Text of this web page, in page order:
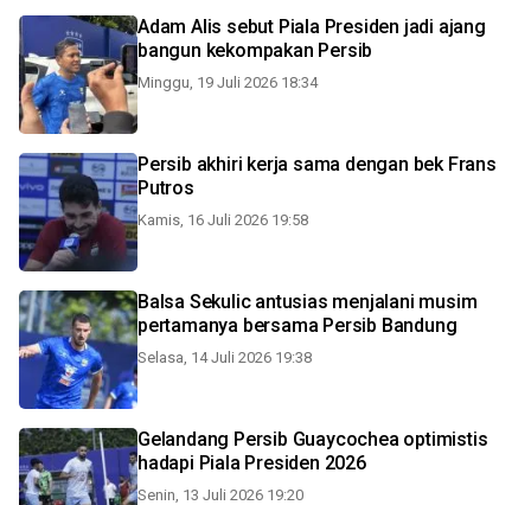
Adam Alis sebut Piala Presiden jadi ajang
bangun kekompakan Persib
Minggu, 19 Juli 2026 18:34
Persib akhiri kerja sama dengan bek Frans
Putros
Kamis, 16 Juli 2026 19:58
Balsa Sekulic antusias menjalani musim
pertamanya bersama Persib Bandung
Selasa, 14 Juli 2026 19:38
Gelandang Persib Guaycochea optimistis
hadapi Piala Presiden 2026
Senin, 13 Juli 2026 19:20